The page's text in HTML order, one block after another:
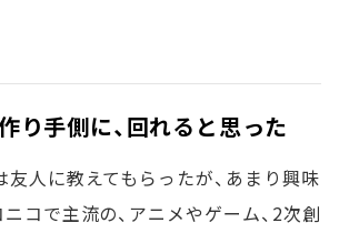
り手側に、回れると思った
人に教えてもらったが、あまり興味
コで主流の、アニメやゲーム、2次創